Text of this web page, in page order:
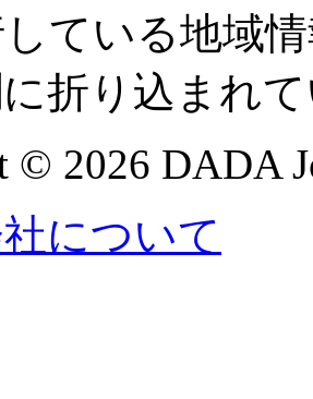
ている地域
折り込まれ
© 2026 DADA
について